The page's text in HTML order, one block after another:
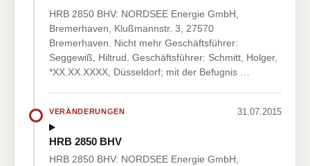
HRB 2850 BHV: NORDSEE Energie GmbH,
Bremerhaven, Klußmannstr. 3, 27570
Bremerhaven. Nicht mehr Geschäftsführer:
Seggewiß, Hiltrud. Geschäftsführer: Schmitt, Holger,
*XX.XX.XXXX, Düsseldorf; mit der Befugnis …
VERÄNDERUNGEN 31.07.2015
HRB 2850 BHV
HRB 2850 BHV: NORDSEE Energie GmbH,